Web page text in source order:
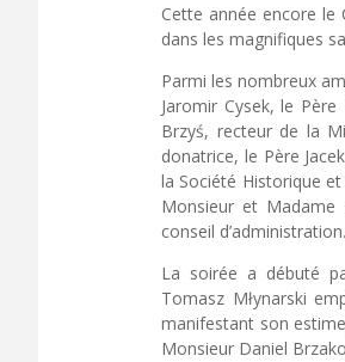
Cette année encore le
dans les magnifiques
Parmi les nombreux
Jaromir Cysek, le
Brzyś, recteur de la
donatrice, le Père
la Société Historique
Monsieur et Madame
conseil d’administration.
La soirée a débuté
Tomasz Młynarski
manifestant son
Monsieur Daniel